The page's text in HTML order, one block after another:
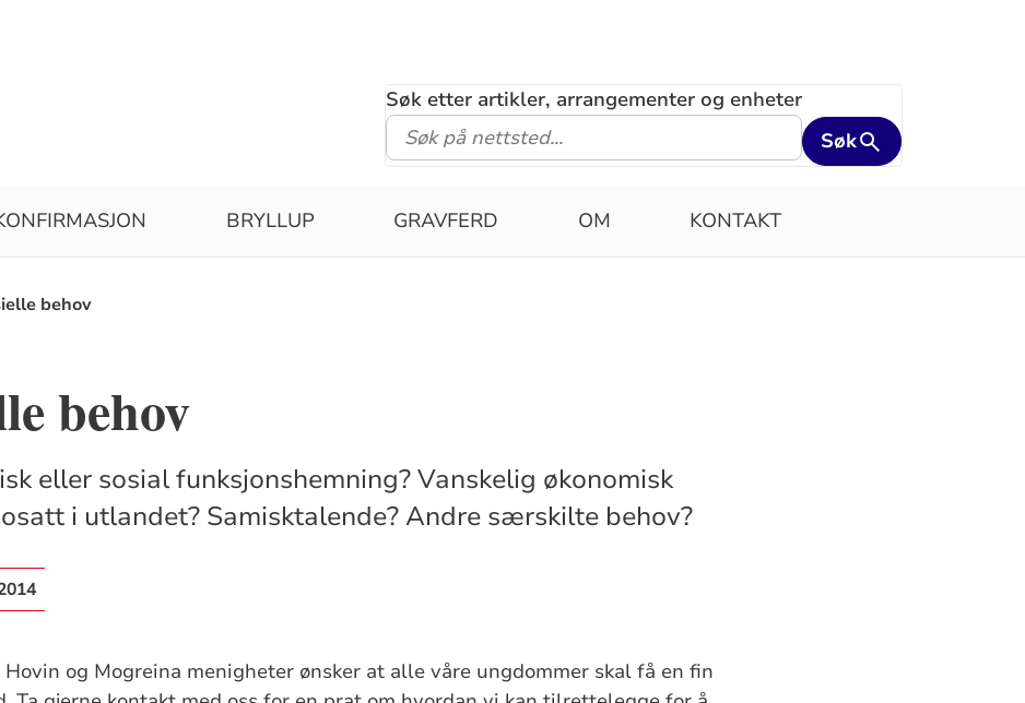
Søk etter artikler, arrangementer og enheter
Søk
BRYLLUP GRAVFERD OM KONTAKT
behov
behov
eller sosial funksjonshemning? Vanskelig økonomisk
i utlandet? Samisktalende? Andre særskilte behov?
Hovin og Mogreina menigheter ønsker at alle våre ungdommer skal få en fin